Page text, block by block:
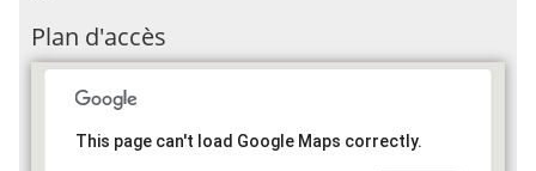
Plan d'accès
This page can't load Google Maps correctly.